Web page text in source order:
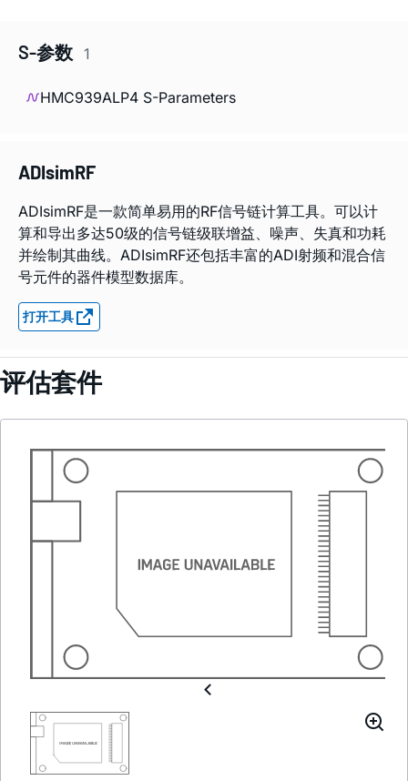
S-参数 1
HMC939ALP4 S-Parameters
ADIsimRF
ADIsimRF是一款简单易用的RF信号链计算工具。可以计
算和导出多达50级的信号链级联增益、噪声、失真和功耗
并绘制其曲线。ADIsimRF还包括丰富的ADI射频和混合信
号元件的器件模型数据库。
打开工具
评估套件